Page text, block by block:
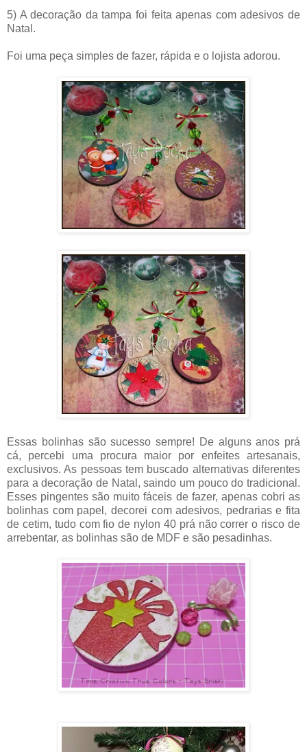
5) A decoração da tampa foi feita apenas com adesivos de
Natal.
Foi uma peça simples de fazer, rápida e o lojista adorou.
Essas bolinhas são sucesso sempre! De alguns anos prá
cá, percebi uma procura maior por enfeites artesanais,
exclusivos. As pessoas tem buscado alternativas diferentes
para a decoração de Natal, saindo um pouco do tradicional.
Esses pingentes são muito fáceis de fazer, apenas cobri as
bolinhas com papel, decorei com adesivos, pedrarias e fita
de cetim, tudo com fio de nylon 40 prá não correr o risco de
arrebentar, as bolinhas são de MDF e são pesadinhas.